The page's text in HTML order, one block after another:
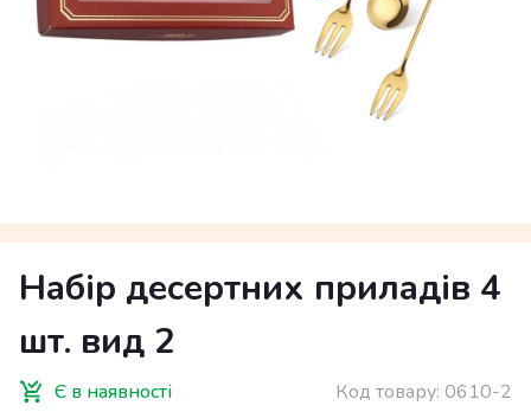
Набір десертних приладів 4
шт. вид 2
Є в наявності Код товару: 0610-2